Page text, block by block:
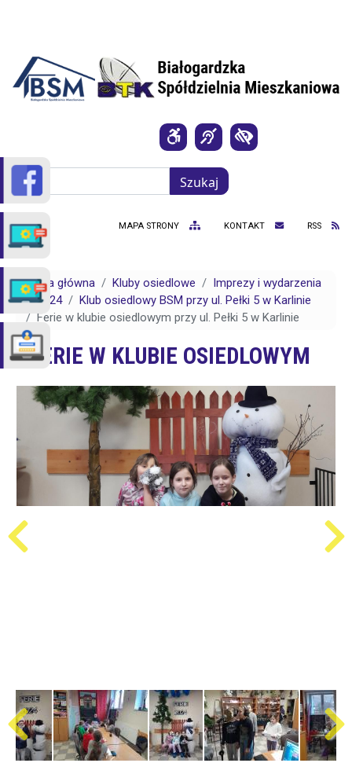
Szukaj
Szukaj
MAPA STRONY KONTAKT RSS
Strona główna Kluby osiedlowe
Imprezy i wydarzenia
2024
Klub osiedlowy BSM przy ul. Pełki 5 w Karlinie
Ferie w klubie osiedlowym przy ul. Pełki 5 w Karlinie
FERIE W KLUBIE OSIEDLOWYM